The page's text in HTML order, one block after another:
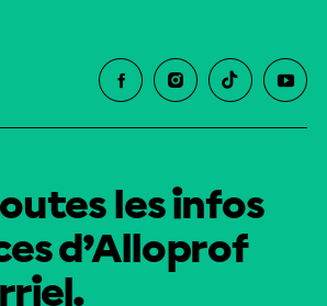
les infos
d’Alloprof